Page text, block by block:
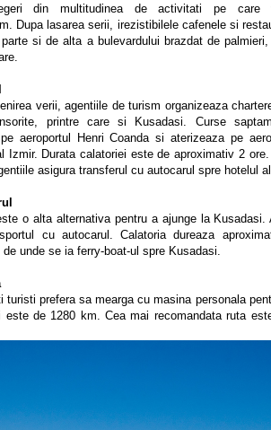
din multitudinea de activitati pe
Dupa lasarea serii, irezistibilele cafenele si
si de alta a bulevardului brazdat de
verii, agentiile de turism organizeaza
printre care si Kusadasi. Curse
aeroportul Henri Coanda si aterizeaza pe
Izmir. Durata calatoriei este de aproximativ 2
asigura transferul cu autocarul spre hotelul
o alta alternativa pentru a ajunge la
cu autocarul. Calatoria dureaza
unde se ia ferry-boat-ul spre Kusadasi.
turisti prefera sa mearga cu masina personala
este de 1280 km. Cea mai recomandata ruta